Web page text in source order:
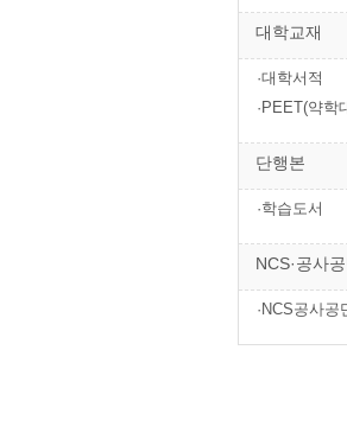
대학교재
·대학서적
·PEET(약학
단행본
·학습도서
NCS·공사
·NCS공사공